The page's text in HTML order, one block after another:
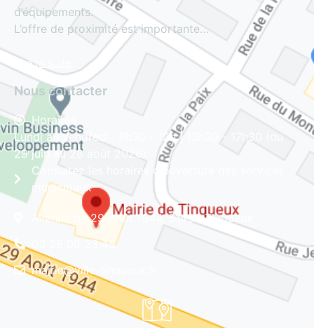
d’équipements.
L’offre de proximité est importante…
Lire la suite
Nous contacter
Horaires
Lundi au vendredi : 8h30 - 12h | 13h30 - 17h30 (du
29 juin au 28 août 2026)
Consultez les horaires d'ouverture des services
municipaux
Avenue du 29 Août 1944, 51430 Tinqueux
03 26 08 23 45
mairie@ville-tinqueux.fr